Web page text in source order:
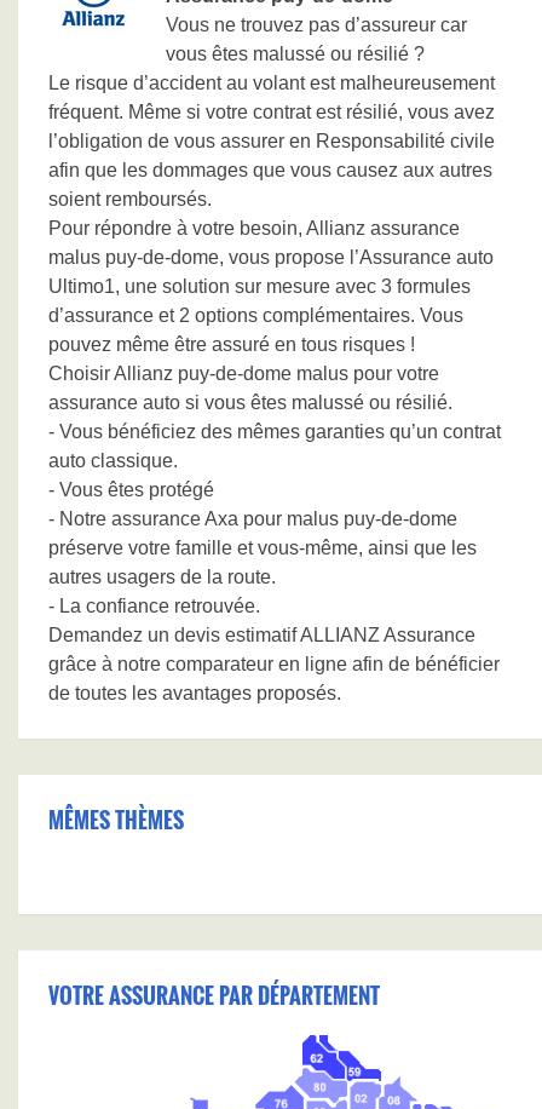
Vous ne trouvez pas d’assureur car
vous êtes malussé ou résilié ?
Le risque d’accident au volant est malheureusement
fréquent. Même si votre contrat est résilié, vous avez
l’obligation de vous assurer en Responsabilité civile
afin que les dommages que vous causez aux autres
soient remboursés.
Pour répondre à votre besoin, Allianz assurance
malus puy-de-dome, vous propose l’Assurance auto
Ultimo1, une solution sur mesure avec 3 formules
d’assurance et 2 options complémentaires. Vous
pouvez même être assuré en tous risques !
Choisir Allianz puy-de-dome malus pour votre
assurance auto si vous êtes malussé ou résilié.
- Vous bénéficiez des mêmes garanties qu’un contrat
auto classique.
- Vous êtes protégé
- Notre assurance Axa pour malus puy-de-dome
préserve votre famille et vous-même, ainsi que les
autres usagers de la route.
- La confiance retrouvée.
Demandez un devis estimatif ALLIANZ Assurance
grâce à notre comparateur en ligne afin de bénéficier
de toutes les avantages proposés.
MÊMES THÈMES
VOTRE ASSURANCE PAR DÉPARTEMENT